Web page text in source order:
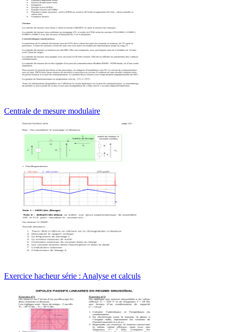
Centrale de mesure modulaire
Exercice hacheur série : Analyse et calculs